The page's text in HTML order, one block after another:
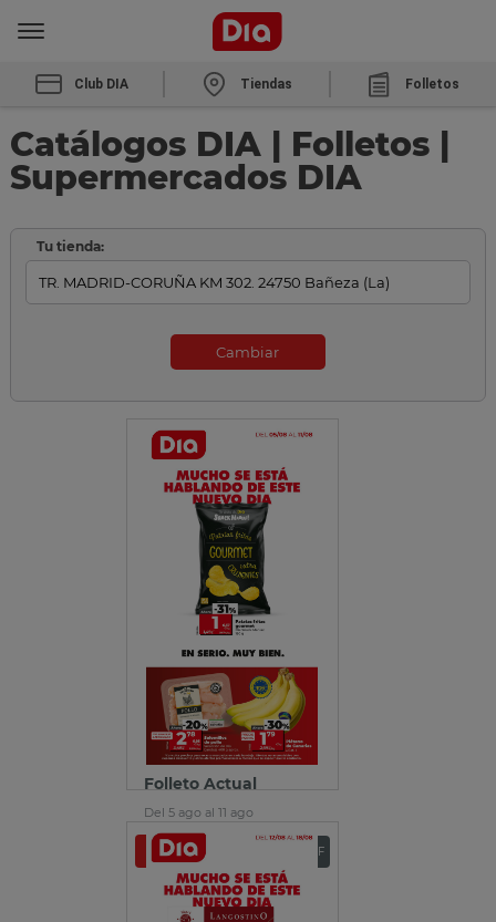
Club DIA Tiendas Folletos
Catálogos DIA | Folletos |
Supermercados DIA
Tu tienda:
Cambiar
Folleto Actual
Del 5 ago al 11 ago
Ver folleto Descargar PDF